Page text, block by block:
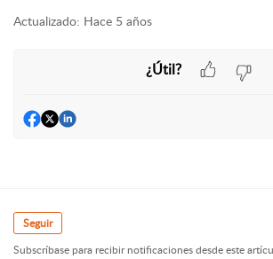
Actualizado: Hace 5 años
¿Útil?
Seguir
Subscríbase para recibir notificaciones desde este